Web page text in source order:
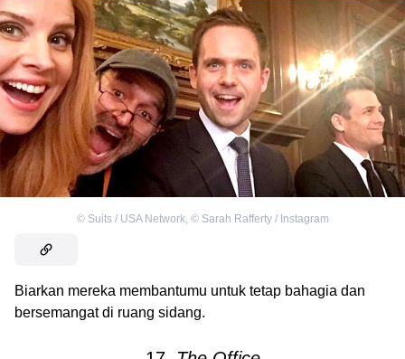
© Suits / USA Network, © Sarah Rafferty / Instagram
Biarkan mereka membantumu untuk tetap bahagia dan
bersemangat di ruang sidang.